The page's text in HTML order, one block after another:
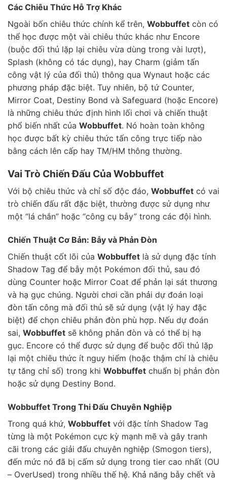
Các Chiêu Thức Hỗ Trợ Khác
Ngoài bốn chiêu thức chính kể trên, Wobbuffet còn có
thể học được một vài chiêu thức khác như Encore
(buộc đối thủ lặp lại chiêu vừa dùng trong vài lượt),
Splash (không có tác dụng), hay Charm (giảm tấn
công vật lý của đối thủ) thông qua Wynaut hoặc các
phương pháp đặc biệt. Tuy nhiên, bộ tứ Counter,
Mirror Coat, Destiny Bond và Safeguard (hoặc Encore)
là những chiêu thức định hình lối chơi và chiến thuật
phổ biến nhất của Wobbuffet. Nó hoàn toàn không
học được bất kỳ chiêu thức tấn công trực tiếp nào
bằng cách lên cấp hay TM/HM thông thường.
Vai Trò Chiến Đấu Của Wobbuffet
Với bộ chiêu thức và chỉ số độc đáo, Wobbuffet có vai
trò chiến đấu rất đặc biệt, thường được sử dụng như
một “lá chắn” hoặc “công cụ bẫy” trong các đội hình.
Chiến Thuật Cơ Bản: Bẫy và Phản Đòn
Chiến thuật cốt lõi của Wobbuffet là sử dụng đặc tính
Shadow Tag để bẫy một Pokémon đối thủ, sau đó
dùng Counter hoặc Mirror Coat để phản lại sát thương
và hạ gục chúng. Người chơi cần phải dự đoán loại
đòn tấn công mà đối thủ sẽ sử dụng (vật lý hay đặc
biệt) để chọn chiêu phản đòn phù hợp. Nếu dự đoán
sai, Wobbuffet sẽ không phản đòn và có thể bị hạ
gục. Encore có thể được sử dụng để buộc đối thủ lặp
lại một chiêu thức ít nguy hiểm (hoặc thậm chí là chiêu
tự tăng chỉ số) trong khi Wobbuffet chuẩn bị phản đòn
hoặc sử dụng Destiny Bond.
Wobbuffet Trong Thi Đấu Chuyên Nghiệp
Trong quá khứ, Wobbuffet với đặc tính Shadow Tag
từng là một Pokémon cực kỳ mạnh mẽ và gây tranh
cãi trong các giải đấu chuyên nghiệp (Smogon tiers),
đến mức nó đã bị cấm sử dụng trong tier cao nhất (OU
– OverUsed) trong nhiều thế hệ. Khả năng bẫy chết và